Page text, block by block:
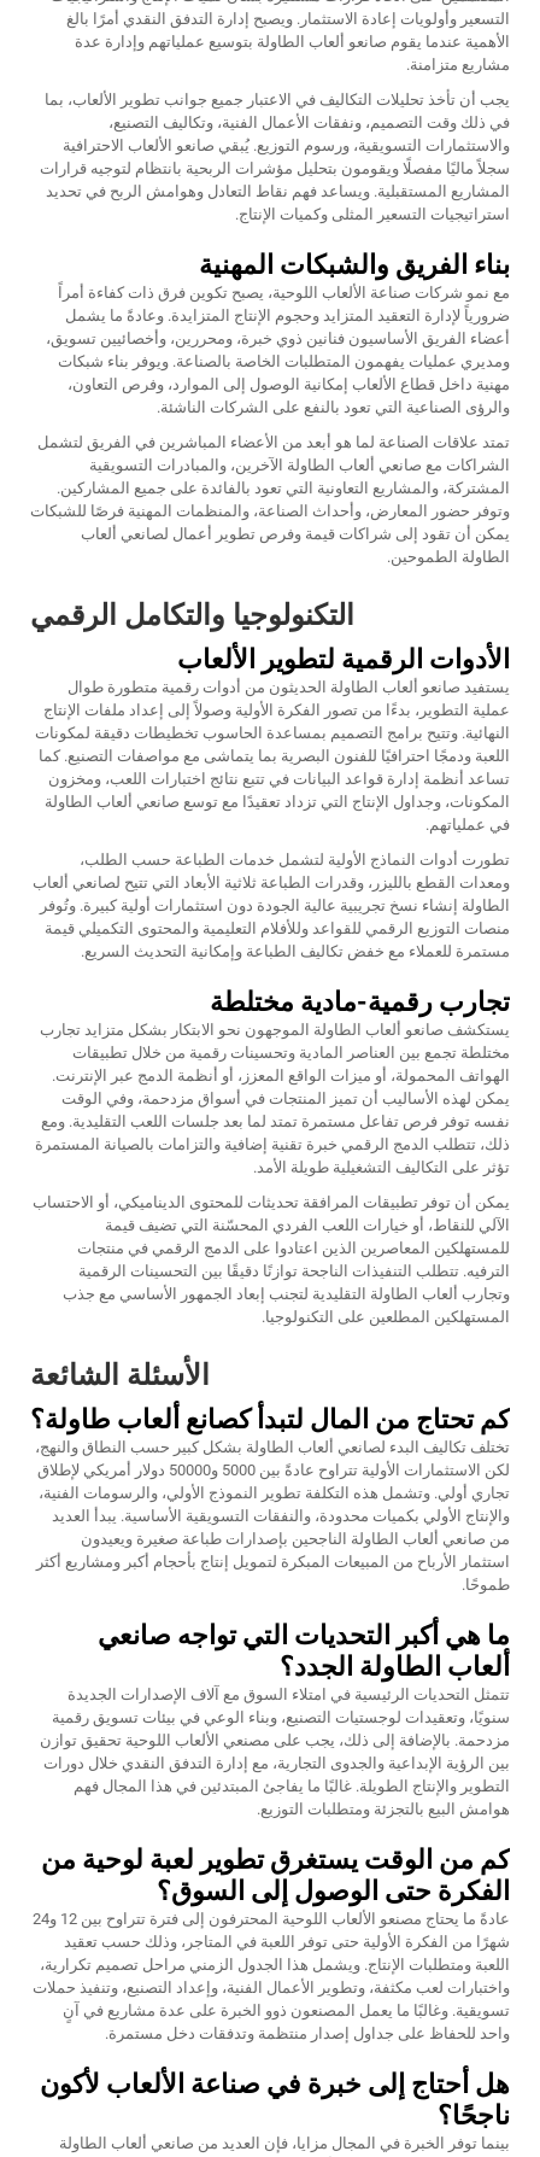
التسعير وأولويات إعادة الاستثمار. ويصبح إدارة التدفق النقدي أمرًا بالغ
الأهمية عندما يقوم صانعو ألعاب الطاولة بتوسيع عملياتهم وإدارة عدة
مشاريع متزامنة.
يجب أن تأخذ تحليلات التكاليف في الاعتبار جميع جوانب تطوير الألعاب، بما
في ذلك وقت التصميم، ونفقات الأعمال الفنية، وتكاليف التصنيع،
والاستثمارات التسويقية، ورسوم التوزيع. يُبقي صانعو الألعاب الاحترافية
سجلاً ماليًا مفصلًا ويقومون بتحليل مؤشرات الربحية بانتظام لتوجيه قرارات
المشاريع المستقبلية. ويساعد فهم نقاط التعادل وهوامش الربح في تحديد
استراتيجيات التسعير المثلى وكميات الإنتاج.
بناء الفريق والشبكات المهنية
مع نمو شركات صناعة الألعاب اللوحية، يصبح تكوين فرق ذات كفاءة أمراً
ضرورياً لإدارة التعقيد المتزايد وحجوم الإنتاج المتزايدة. وعادةً ما يشمل
أعضاء الفريق الأساسيون فنانين ذوي خبرة، ومحررين، وأخصائيين تسويق،
ومديري عمليات يفهمون المتطلبات الخاصة بالصناعة. ويوفر بناء شبكات
مهنية داخل قطاع الألعاب إمكانية الوصول إلى الموارد، وفرص التعاون،
والرؤى الصناعية التي تعود بالنفع على الشركات الناشئة.
تمتد علاقات الصناعة لما هو أبعد من الأعضاء المباشرين في الفريق لتشمل
الشراكات مع صانعي ألعاب الطاولة الآخرين، والمبادرات التسويقية
المشتركة، والمشاريع التعاونية التي تعود بالفائدة على جميع المشاركين.
وتوفر حضور المعارض، وأحداث الصناعة، والمنظمات المهنية فرصًا للشبكات
يمكن أن تقود إلى شراكات قيمة وفرص تطوير أعمال لصانعي ألعاب
الطاولة الطموحين.
التكنولوجيا والتكامل الرقمي
الأدوات الرقمية لتطوير الألعاب
يستفيد صانعو ألعاب الطاولة الحديثون من أدوات رقمية متطورة طوال
عملية التطوير، بدءًا من تصور الفكرة الأولية وصولاً إلى إعداد ملفات الإنتاج
النهائية. وتتيح برامج التصميم بمساعدة الحاسوب تخطيطات دقيقة لمكونات
اللعبة ودمجًا احترافيًا للفنون البصرية بما يتماشى مع مواصفات التصنيع. كما
تساعد أنظمة إدارة قواعد البيانات في تتبع نتائج اختبارات اللعب، ومخزون
المكونات، وجداول الإنتاج التي تزداد تعقيدًا مع توسع صانعي ألعاب الطاولة
في عملياتهم.
تطورت أدوات النماذج الأولية لتشمل خدمات الطباعة حسب الطلب،
ومعدات القطع بالليزر، وقدرات الطباعة ثلاثية الأبعاد التي تتيح لصانعي ألعاب
الطاولة إنشاء نسخ تجريبية عالية الجودة دون استثمارات أولية كبيرة. وتُوفر
منصات التوزيع الرقمي للقواعد وللأفلام التعليمية والمحتوى التكميلي قيمة
مستمرة للعملاء مع خفض تكاليف الطباعة وإمكانية التحديث السريع.
تجارب رقمية-مادية مختلطة
يستكشف صانعو ألعاب الطاولة الموجهون نحو الابتكار بشكل متزايد تجارب
مختلطة تجمع بين العناصر المادية وتحسينات رقمية من خلال تطبيقات
الهواتف المحمولة، أو ميزات الواقع المعزز، أو أنظمة الدمج عبر الإنترنت.
يمكن لهذه الأساليب أن تميز المنتجات في أسواق مزدحمة، وفي الوقت
نفسه توفر فرص تفاعل مستمرة تمتد لما بعد جلسات اللعب التقليدية. ومع
ذلك، تتطلب الدمج الرقمي خبرة تقنية إضافية والتزامات بالصيانة المستمرة
تؤثر على التكاليف التشغيلية طويلة الأمد.
يمكن أن توفر تطبيقات المرافقة تحديثات للمحتوى الديناميكي، أو الاحتساب
الآلي للنقاط، أو خيارات اللعب الفردي المحسّنة التي تضيف قيمة
للمستهلكين المعاصرين الذين اعتادوا على الدمج الرقمي في منتجات
الترفيه. تتطلب التنفيذات الناجحة توازنًا دقيقًا بين التحسينات الرقمية
وتجارب ألعاب الطاولة التقليدية لتجنب إبعاد الجمهور الأساسي مع جذب
المستهلكين المطلعين على التكنولوجيا.
الأسئلة الشائعة
كم تحتاج من المال لتبدأ كصانع ألعاب طاولة؟
تختلف تكاليف البدء لصانعي ألعاب الطاولة بشكل كبير حسب النطاق والنهج،
لكن الاستثمارات الأولية تتراوح عادةً بين 5000 و50000 دولار أمريكي لإطلاق
تجاري أولي. وتشمل هذه التكلفة تطوير النموذج الأولي، والرسومات الفنية،
والإنتاج الأولي بكميات محدودة، والنفقات التسويقية الأساسية. يبدأ العديد
من صانعي ألعاب الطاولة الناجحين بإصدارات طباعة صغيرة ويعيدون
استثمار الأرباح من المبيعات المبكرة لتمويل إنتاج بأحجام أكبر ومشاريع أكثر
طموحًا.
ما هي أكبر التحديات التي تواجه صانعي
ألعاب الطاولة الجدد؟
تتمثل التحديات الرئيسية في امتلاء السوق مع آلاف الإصدارات الجديدة
سنويًا، وتعقيدات لوجستيات التصنيع، وبناء الوعي في بيئات تسويق رقمية
مزدحمة. بالإضافة إلى ذلك، يجب على مصنعي الألعاب اللوحية تحقيق توازن
بين الرؤية الإبداعية والجدوى التجارية، مع إدارة التدفق النقدي خلال دورات
التطوير والإنتاج الطويلة. غالبًا ما يفاجئ المبتدئين في هذا المجال فهم
هوامش البيع بالتجزئة ومتطلبات التوزيع.
كم من الوقت يستغرق تطوير لعبة لوحية من
الفكرة حتى الوصول إلى السوق؟
عادةً ما يحتاج مصنعو الألعاب اللوحية المحترفون إلى فترة تتراوح بين 12 و24
شهرًا من الفكرة الأولية حتى توفر اللعبة في المتاجر، وذلك حسب تعقيد
اللعبة ومتطلبات الإنتاج. ويشمل هذا الجدول الزمني مراحل تصميم تكرارية،
واختبارات لعب مكثفة، وتطوير الأعمال الفنية، وإعداد التصنيع، وتنفيذ حملات
تسويقية. وغالبًا ما يعمل المصنعون ذوو الخبرة على عدة مشاريع في آنٍ
واحد للحفاظ على جداول إصدار منتظمة وتدفقات دخل مستمرة.
هل أحتاج إلى خبرة في صناعة الألعاب لأكون
ناجحًا؟
بينما توفر الخبرة في المجال مزايا، فإن العديد من صانعي ألعاب الطاولة